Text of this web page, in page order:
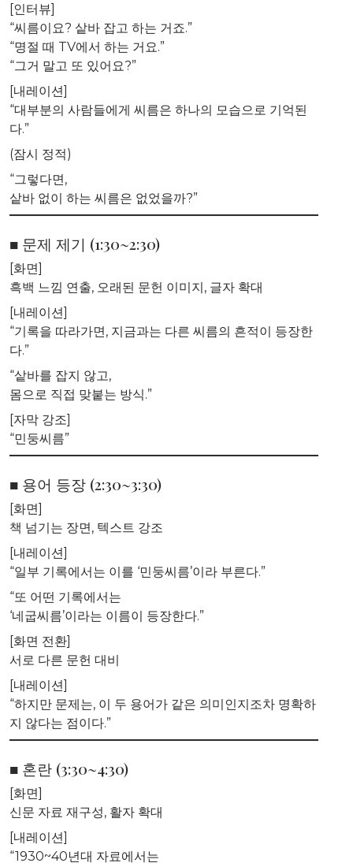
[인터뷰]
“씨름이요? 샅바 잡고 하는 거죠.”
“명절 때 TV에서 하는 거요.”
“그거 말고 또 있어요?”
[내레이션]
“대부분의 사람들에게 씨름은 하나의 모습으로 기억된
다.”
(잠시 정적)
“그렇다면,
샅바 없이 하는 씨름은 없었을까?”
■ 문제 제기 (1:30~2:30)
[화면]
흑백 느낌 연출, 오래된 문헌 이미지, 글자 확대
[내레이션]
“기록을 따라가면, 지금과는 다른 씨름의 흔적이 등장한
다.”
“샅바를 잡지 않고,
몸으로 직접 맞붙는 방식.”
[자막 강조]
“민둥씨름”
■ 용어 등장 (2:30~3:30)
[화면]
책 넘기는 장면, 텍스트 강조
[내레이션]
“일부 기록에서는 이를 ‘민둥씨름’이라 부른다.”
“또 어떤 기록에서는
‘네굽씨름’이라는 이름이 등장한다.”
[화면 전환]
서로 다른 문헌 대비
[내레이션]
“하지만 문제는, 이 두 용어가 같은 의미인지조차 명확하
지 않다는 점이다.”
■ 혼란 (3:30~4:30)
[화면]
신문 자료 재구성, 활자 확대
[내레이션]
“1930~40년대 자료에서는